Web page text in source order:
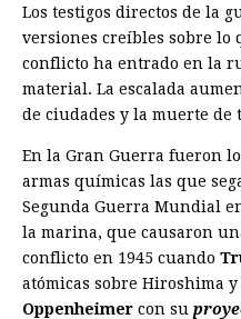
Los testigos directos de la
versiones creíbles sobre lo
conflicto ha entrado en la
material. La escalada
de ciudades y la muerte de
En la Gran Guerra fueron
armas químicas las que
Segunda Guerra Mundial
la marina, que causaron
conflicto en 1945 cuando
atómicas sobre Hiroshima
Oppenheimer con su